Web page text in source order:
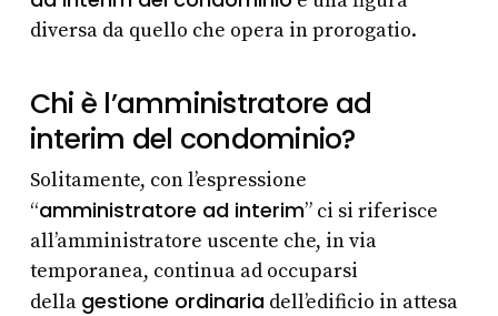
diversa da quello che opera in prorogatio.
Chi è l’amministratore ad
interim del condominio?
Solitamente, con l’espressione
“amministratore ad interim” ci si riferisce
all’amministratore uscente che, in via
temporanea, continua ad occuparsi
della gestione ordinariadell’edificio in attesa